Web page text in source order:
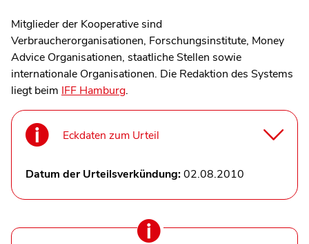
Mitglieder der Kooperative sind
Verbraucherorganisationen, Forschungsinstitute, Money
Advice Organisationen, staatliche Stellen sowie
internationale Organisationen. Die Redaktion des Systems
liegt beim IFF Hamburg.
Eckdaten zum Urteil
Datum der Urteilsverkündung:02.08.2010